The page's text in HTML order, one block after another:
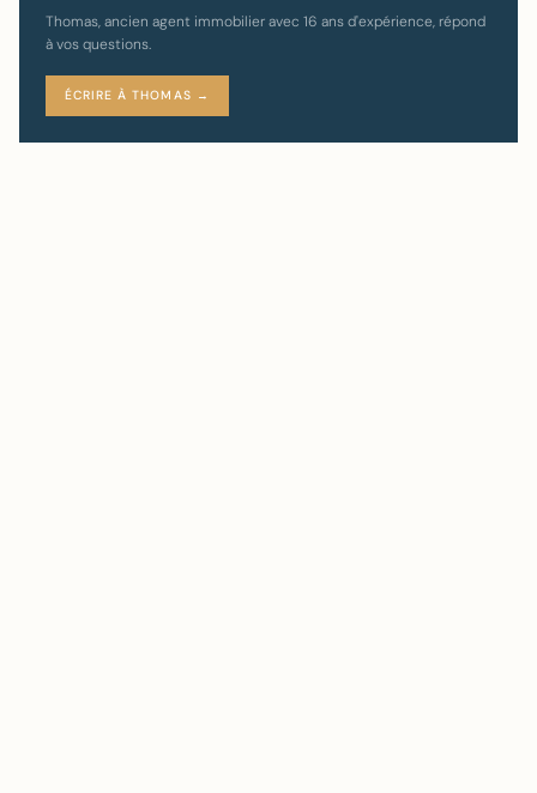
Thomas, ancien agent immobilier avec 16 ans d'expérience, répond
à vos questions.
ÉCRIRE À THOMAS →